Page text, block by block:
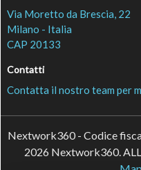
Via Moretto da Brescia, 22
Milano - Italia
CAP 20133
Contatti
Contatta il nostro team per
Nextwork360 - Codice
2026 Nextwork360. ALL